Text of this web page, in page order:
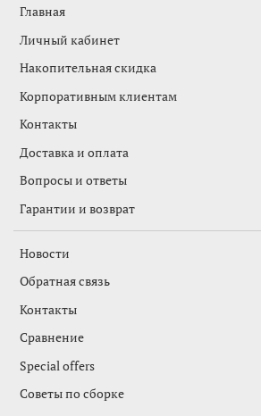
Главная
Личный кабинет
Накопительная скидка
Корпоративным клиентам
Контакты
Доставка и оплата
Вопросы и ответы
Гарантии и возврат
Новости
Обратная связь
Контакты
Сравнение
Special offers
Советы по сборке